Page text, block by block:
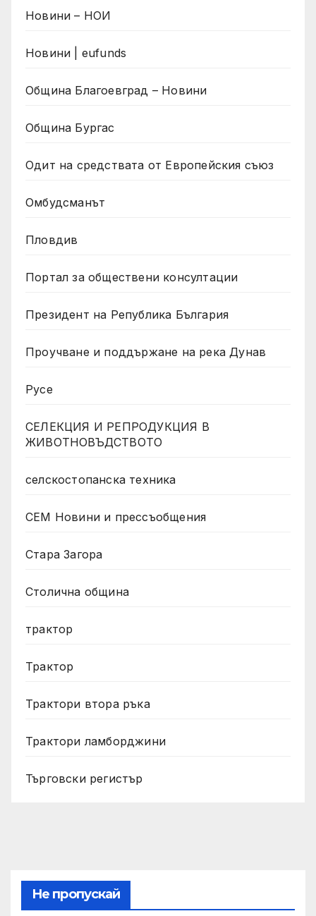
Новини – НОИ
Новини | eufunds
Община Благоевград – Новини
Община Бургас
Одит на средствата от Европейския съюз
Омбудсманът
Пловдив
Портал за обществени консултации
Президент на Република България
Проучване и поддържане на река Дунав
Русе
СЕЛЕКЦИЯ И РЕПРОДУКЦИЯ В
ЖИВОТНОВЪДСТВОТО
селскостопанска техника
СЕМ Новини и прессъобщения
Стара Загора
Столична община
трактор
Трактор
Трактори втора ръка
Трактори ламборджини
Търговски регистър
Не пропускай